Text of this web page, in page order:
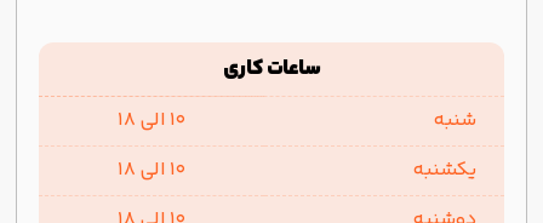
ساعات کاری
شنبه
10 الی 18
یکشنبه
10 الی 18